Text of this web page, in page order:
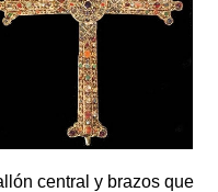
central y brazos que